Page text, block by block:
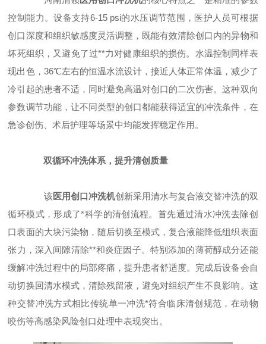
控制能力。设备支持6-15 psi的水压调节范围，医护人员可根据
创口深度和组织敏感度灵活调整，既能有效清除创口内的异物和
坏死组织，又避免了过**力对健康组织的损伤。水温控制同样表
现出色，36℃左右的恒温水流设计，接近人体正常体温，减少了
冷引起的患者不适，同时避免高温对创口的二次伤害。这种双向
参数调节功能，让不同类型的创口都能获得适宜的冲洗条件，在
急诊创伤、术后护理等场景中均能发挥稳定作用。
双循环冲洗体系，提升清创质量
该医用创口冲洗机创新采用清水与复合液交替冲洗的双
循环模式，形成了*科学的清创流程。首先通过清水冲洗去除创
口表面的大块污染物，随后切换至模式，复合液能降低组织表面
张力，深入间隙清除**和炎症因子。特别添加的薄荷醇成分还能
缓解冲洗过程中的局部疼痛，提升患者舒适度。完成后设备会自
动切换回清水模式，清除残留液，避免对组织产生不良影响。这
种交替冲洗方式相比传统单一冲洗*符合临床清创规范，在动物
咬伤等高感染风险创口处理中表现突出。